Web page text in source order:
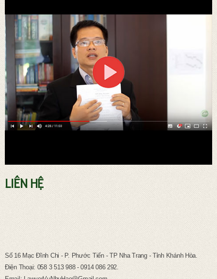
Đăng ký sở hữ trí tuệ
TƯ VẤN PHÁP LUẬT LAO ĐỘNG
LIÊN HỆ
Số 16 Mạc Đĩnh Chi - P. Phước Tiến - TP Nha Trang - Tỉnh Khánh Hòa.
Điện Thoại: 058 3 513 988 - 0914 086 292.